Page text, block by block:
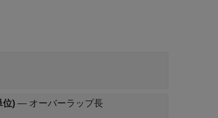
位) — オーバーラップ長